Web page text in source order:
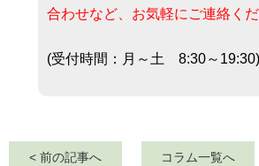
合わせなど、お気軽にご連絡く
(受付時間：月～土 8:30～19:30)
< 前の記事へ コラム一覧へ